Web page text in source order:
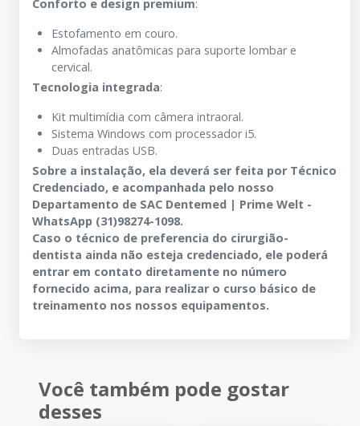
Conforto e design premium:
Estofamento em couro.
Almofadas anatômicas para suporte lombar e
cervical.
Tecnologia integrada:
Kit multimídia com câmera intraoral.
Sistema Windows com processador i5.
Duas entradas USB.
Sobre a instalação, ela deverá ser feita por Técnico
Credenciado, e acompanhada pelo nosso
Departamento de SAC Dentemed | Prime Welt -
WhatsApp (31)98274-1098.
Caso o técnico de preferencia do cirurgião-
dentista ainda não esteja credenciado, ele poderá
entrar em contato diretamente no número
fornecido acima, para realizar o curso básico de
treinamento nos nossos equipamentos.
Você também pode gostar
desses